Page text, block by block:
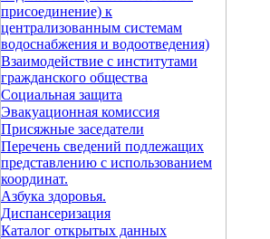
присоединение) к
централизованным системам
водоснабжения и водоотведения)
Взаимодействие с институтами
гражданского общества
Социальная защита
Эвакуационная комиссия
Присяжные заседатели
Перечень сведений подлежащих
представлению с использованием
координат.
Азбука здоровья.
Диспансеризация
Каталог открытых данных